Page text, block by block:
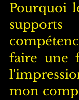
Pourquoi
faire une
mon